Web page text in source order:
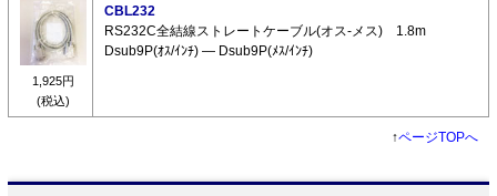
1,925円
(税込)
CBL232
RS232C全結線ストレートケーブル(オス-メス) 1.8m
Dsub9P(ｵｽ/ｲﾝﾁ) ― Dsub9P(ﾒｽ/ｲﾝﾁ)
↑ページTOPへ